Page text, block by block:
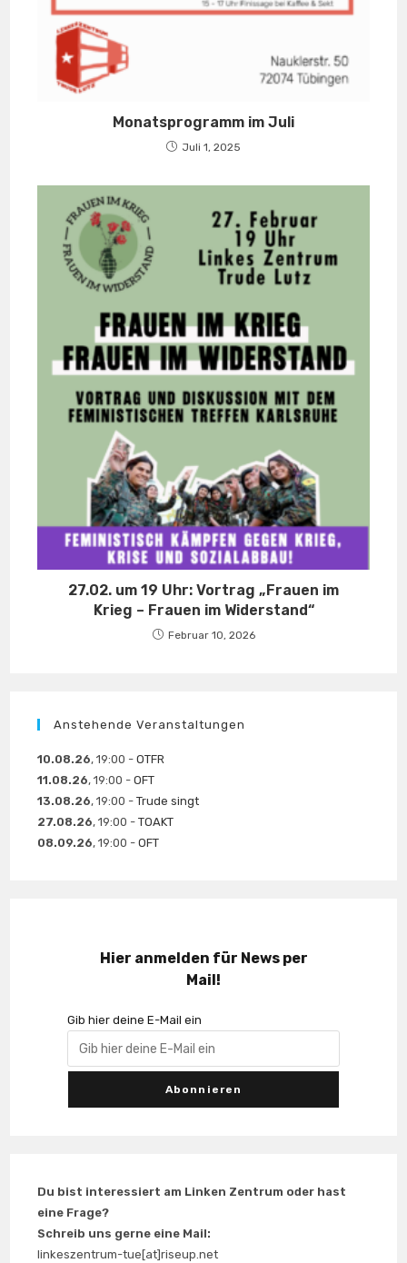
Monatsprogramm im Juli
Juli 1, 2025
27.02. um 19 Uhr: Vortrag „Frauen im
Krieg – Frauen im Widerstand“
Februar 10, 2026
Anstehende Veranstaltungen
10.08.26, 19:00 -OTFR
11.08.26, 19:00 -OFT
13.08.26, 19:00 -Trude singt
27.08.26, 19:00 -TOAKT
08.09.26, 19:00 -OFT
Hier anmelden für News per
Mail!
Gib hier deine E-Mail ein
Du bist interessiert am Linken Zentrum oder hast
eine Frage?
Schreib uns gerne eine Mail:
linkeszentrum-tue[at]riseup.net